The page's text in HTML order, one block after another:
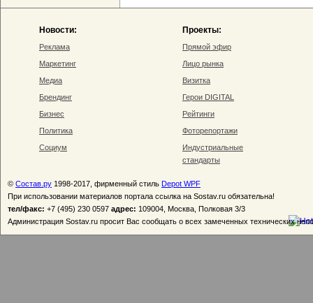
Новости:
Реклама
Маркетинг
Медиа
Брендинг
Бизнес
Политика
Социум
Проекты:
Прямой эфир
Лицо рынка
Визитка
Герои DIGITAL
Рейтинги
Фоторепортажи
Индустриальные
стандарты
© Состав.ру 1998-2017, фирменный стиль Depot WPF
При использовании материалов портала ссылка на Sostav.ru обязательна!
тел/факс: +7 (495) 230 0597 адрес: 109004, Москва, Полковая 3/3
Администрация Sostav.ru просит Вас сообщать о всех замеченных технических